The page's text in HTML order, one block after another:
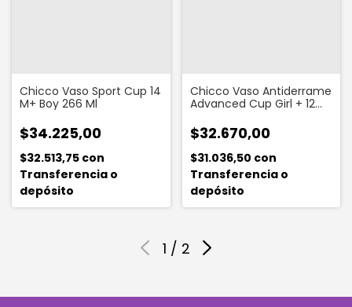
Chicco Vaso Sport Cup 14
M+ Boy 266 Ml
$34.225,00
$32.513,75 con
Transferencia o
depósito
Chicco Vaso Antiderrame
Advanced Cup Girl + 12
$32.670,00
$31.036,50 con
Transferencia o
depósito
1 / 2